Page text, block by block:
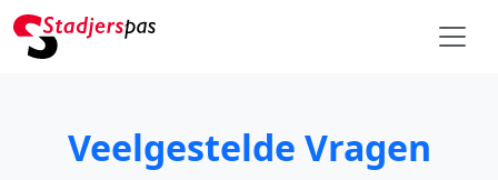
Veelgestelde Vragen